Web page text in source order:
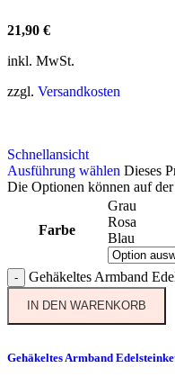
21,90 €
inkl. MwSt.
zzgl. Versandkosten
Schnellansicht
Ausführung wählen Dieses
Die Optionen können auf
Farbe
Grau
Rosa
Blau
- Gehäkeltes Armband
IN DEN WARENKORB
Gehäkeltes Armband